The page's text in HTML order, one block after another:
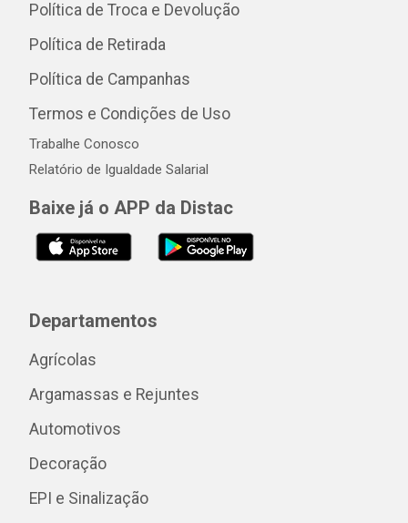
Política de Troca e Devolução
Política de Retirada
Política de Campanhas
Termos e Condições de Uso
Trabalhe Conosco
Relatório de Igualdade Salarial
Baixe já o APP da Distac
Departamentos
Agrícolas
Argamassas e Rejuntes
Automotivos
Decoração
EPI e Sinalização